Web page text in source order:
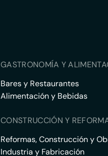
GASTRONOMÍA Y
Bares y Restaurantes
Alimentación y Bebidas
CONSTRUCCIÓN Y
Reformas, Construcción y
Industria y Fabricación